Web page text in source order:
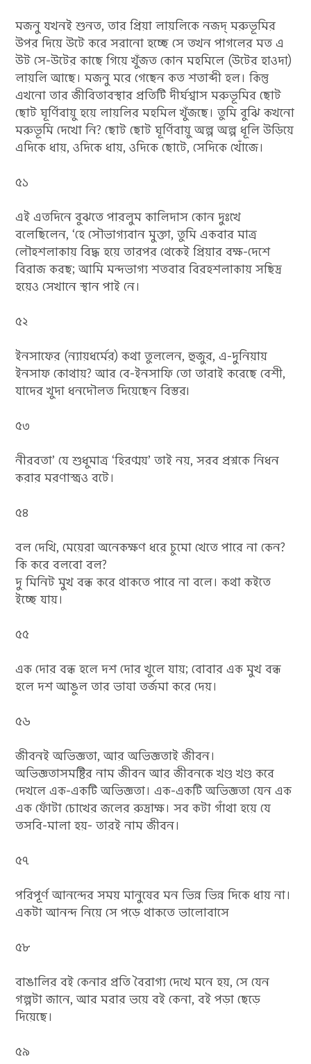
মজনু যখনই শুনত, তার প্রিয়া লায়লিকে নজদ্‌ মরুভূমির
উপর দিয়ে উটে করে সরানো হচ্ছে সে তখন পাগলের মত এ
উট সে-উটের কাছে গিয়ে খুঁজত কোন মহমিলে (উটের হাওদা)
লায়লি আছে। মজনু মরে গেছেন কত শতাব্দী হল। কিন্তু
এখনো তার জীবিতাবস্থার প্রতিটি দীর্ঘশ্বাস মরুভূমির ছোট
ছোট ঘূর্ণিবায়ু হয়ে লায়লির মহমিল খুঁজছে। তুমি বুঝি কখনো
মরুভূমি দেখো নি? ছোট ছোট ঘূর্ণিবায়ু অল্প অল্প ধূলি উড়িয়ে
এদিকে ধায়, ওদিকে ধায়, ওদিকে ছোটে, সেদিকে খোঁজে।
৫১
এই এতদিনে বুঝতে পারলুম কালিদাস কোন দুঃখে
বলেছিলেন, ‘হে সৌভাগ্যবান মুক্তা, তুমি একবার মাত্র
লৌহশলাকায় বিদ্ধ হয়ে তারপর থেকেই প্রিয়ার বক্ষ-দেশে
বিরাজ করছ; আমি মন্দভাগ্য শতবার বিরহশলাকায় সছিদ্র
হয়েও সেখানে স্থান পাই নে।
৫২
ইনসাফের (ন্যায়ধর্মের) কথা তুললেন, হুজুর, এ-দুনিয়ায়
ইনসাফ কোথায়? আর বে-ইনসাফি তো তারাই করেছে বেশী,
যাদের খুদা ধনদৌলত দিয়েছেন বিস্তর৷
৫৩
নীরবতা’ যে শুধুমাত্র ‘হিরণ্ময়’ তাই নয়, সরব প্রশ্নকে নিধন
করার মরণাস্ত্রও বটে।
৫৪
বল দেখি, মেয়েরা অনেকক্ষণ ধরে চুমো খেতে পারে না কেন?
কি করে বলবো বল?
দু মিনিট মুখ বন্ধ করে থাকতে পারে না বলে। কথা কইতে
ইচ্ছে যায়।
৫৫
এক দোর বন্ধ হলে দশ দোর খুলে যায়; বোবার এক মুখ বন্ধ
হলে দশ আঙুল তার ভাষা তর্জমা করে দেয়।
৫৬
জীবনই অভিজ্ঞতা, আর অভিজ্ঞতাই জীবন।
অভিজ্ঞতাসমষ্টির নাম জীবন আর জীবনকে খণ্ড খণ্ড করে
দেখলে এক-একটি অভিজ্ঞতা। এক-একটি অভিজ্ঞতা যেন এক
এক ফোঁটা চোখের জলের রুদ্রাক্ষ। সব কটা গাঁথা হয়ে যে
তসবি-মালা হয়- তারই নাম জীবন।
৫৭
পরিপূর্ণ আনন্দের সময় মানুষের মন ভিন্ন ভিন্ন দিকে ধায় না।
একটা আনন্দ নিয়ে সে পড়ে থাকতে ভালোবাসে
৫৮
বাঙালির বই কেনার প্রতি বৈরাগ্য দেখে মনে হয়, সে যেন
গল্পটা জানে, আর মরার ভয়ে বই কেনা, বই পড়া ছেড়ে
দিয়েছে।
৫৯